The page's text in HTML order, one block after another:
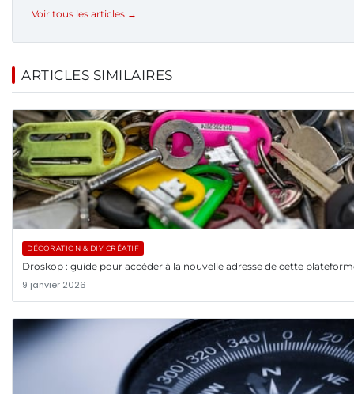
Voir tous les articles →
ARTICLES SIMILAIRES
DÉCORATION & DIY CRÉATIF
Droskop : guide pour accéder à la nouvelle adresse de cette
9 janvier 2026